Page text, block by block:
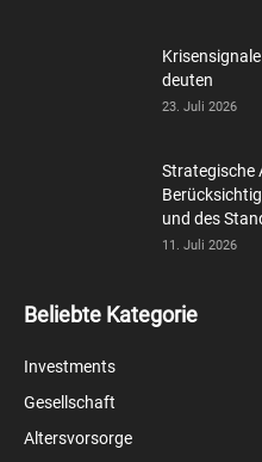
deuten
23. Juli 2026
Strategische
und des
11. Juli 2026
Beliebte Kategorie
Investments
Gesellschaft
Altersvorsorge